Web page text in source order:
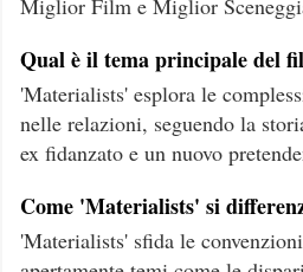
Miglior Film e Miglior
Qual è il tema principale del
'Materialists' esplora le
nelle relazioni, seguendo la
ex fidanzato e un nuovo
Come 'Materialists' si
'Materialists' sfida le